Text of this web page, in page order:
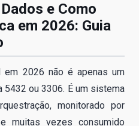
e Como
em 2026: Guia
em 2026 não é apenas um
5432 ou 3306. É um sistema
monitorado por
muitas vezes consumido